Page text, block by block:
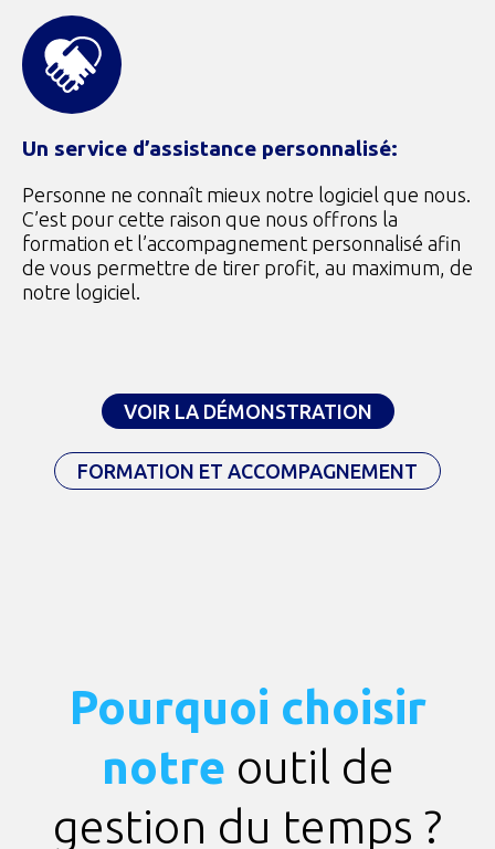
Un service d’assistance personnalisé:
Personne ne connaît mieux notre logiciel que nous.
C’est pour cette raison que nous offrons la
formation et l’accompagnement personnalisé afin
de vous permettre de tirer profit, au maximum, de
notre logiciel.
VOIR LA DÉMONSTRATION
FORMATION ET ACCOMPAGNEMENT
Pourquoi choisir
notre outil de
gestion du temps ?